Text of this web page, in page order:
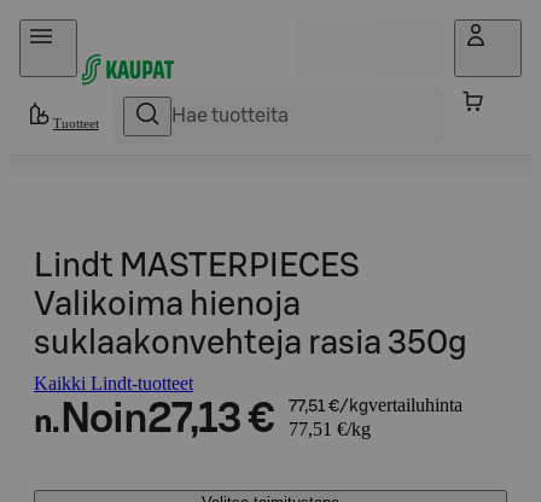
Hyppää sisältöön
Tuotteet
Lindt MASTERPIECES
Valikoima hienoja
suklaakonvehteja rasia 350g
Kaikki Lindt-tuotteet
n. Noin27,13 € 77,51 €/kgvertailuhinta
77,51 €/kg